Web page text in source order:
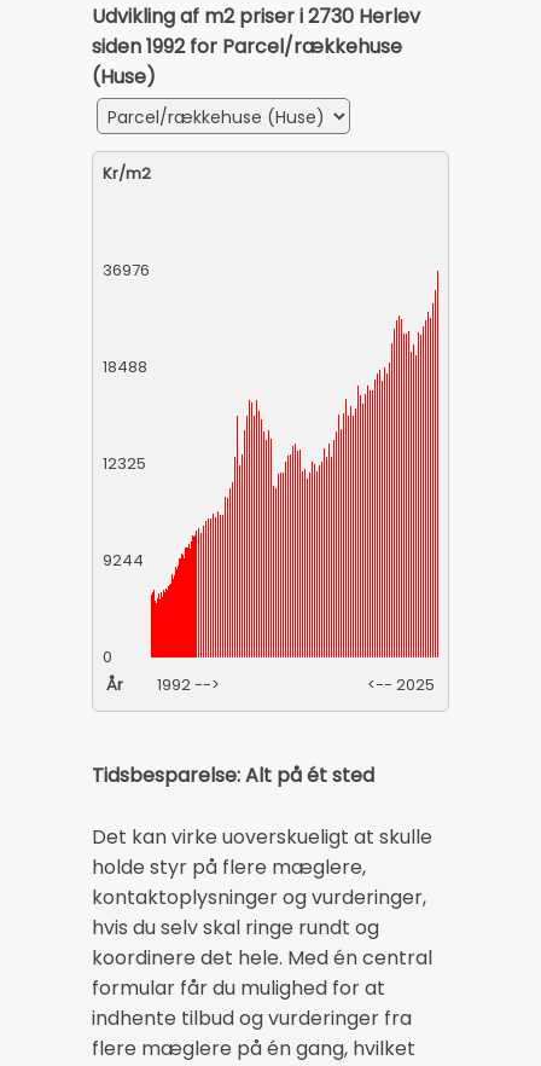
Udvikling af m2 priser i 2730 Herlev
siden 1992 for Parcel/rækkehuse
(Huse)
Kr/m2
36976
18488
12325
9244
0
År
1992 --> <-- 2025
Tidsbesparelse: Alt på ét sted
Det kan virke uoverskueligt at skulle
holde styr på flere mæglere,
kontaktoplysninger og vurderinger,
hvis du selv skal ringe rundt og
koordinere det hele. Med én central
formular får du mulighed for at
indhente tilbud og vurderinger fra
flere mæglere på én gang, hvilket